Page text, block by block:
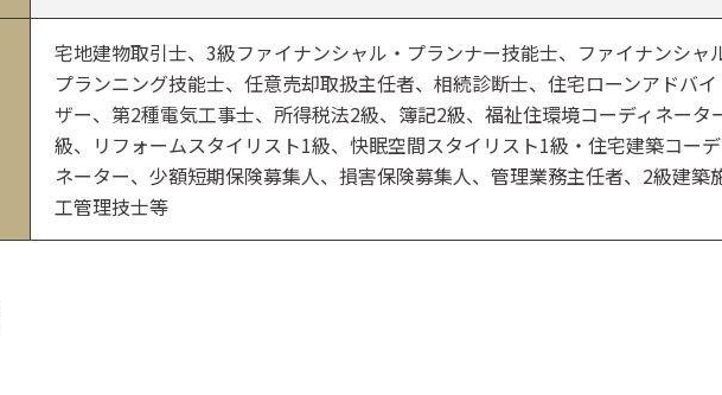
宅地建物取引士、3級ファイナンシャル・プランナー技能士、ファイナンシャ
プランニング技能士、任意売却取扱主任者、相続診断士、住宅ローンアドバイ
ザー、第2種電気工事士、所得税法2級、簿記2級、福祉住環境コーディネータ
級、リフォームスタイリスト1級、快眠空間スタイリスト1級・住宅建築コー
ネーター、少額短期保険募集人、損害保険募集人、管理業務主任者、2級建築
工管理技士等